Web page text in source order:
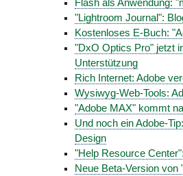
Flash als Anwendung:
"Lightroom Journal":
Kostenloses E-Buch:
"DxO Optics Pro" jetzt
Unterstützung
Rich Internet: Adobe
Wysiwyg-Web-Tools:
"Adobe MAX" kommt
Und noch ein Adobe-
Design
"Help Resource
Neue Beta-Version von